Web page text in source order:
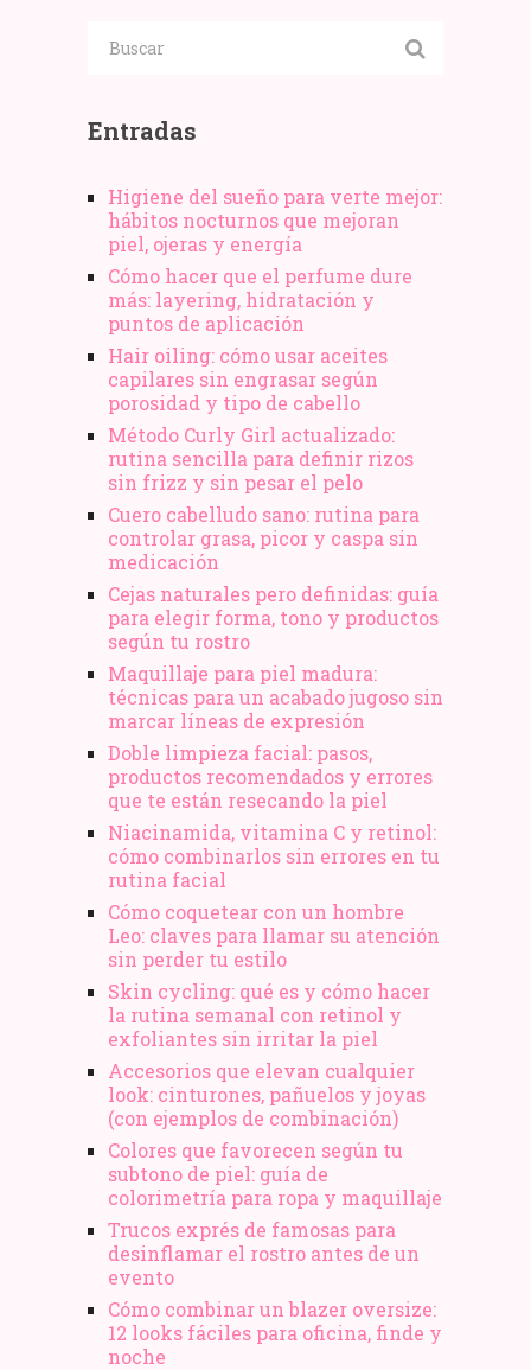
Entradas
Higiene del sueño para verte mejor:
hábitos nocturnos que mejoran
piel, ojeras y energía
Cómo hacer que el perfume dure
más: layering, hidratación y
puntos de aplicación
Hair oiling: cómo usar aceites
capilares sin engrasar según
porosidad y tipo de cabello
Método Curly Girl actualizado:
rutina sencilla para definir rizos
sin frizz y sin pesar el pelo
Cuero cabelludo sano: rutina para
controlar grasa, picor y caspa sin
medicación
Cejas naturales pero definidas: guía
para elegir forma, tono y productos
según tu rostro
Maquillaje para piel madura:
técnicas para un acabado jugoso sin
marcar líneas de expresión
Doble limpieza facial: pasos,
productos recomendados y errores
que te están resecando la piel
Niacinamida, vitamina C y retinol:
cómo combinarlos sin errores en tu
rutina facial
Cómo coquetear con un hombre
Leo: claves para llamar su atención
sin perder tu estilo
Skin cycling: qué es y cómo hacer
la rutina semanal con retinol y
exfoliantes sin irritar la piel
Accesorios que elevan cualquier
look: cinturones, pañuelos y joyas
(con ejemplos de combinación)
Colores que favorecen según tu
subtono de piel: guía de
colorimetría para ropa y maquillaje
Trucos exprés de famosas para
desinflamar el rostro antes de un
evento
Cómo combinar un blazer oversize:
12 looks fáciles para oficina, finde y
noche